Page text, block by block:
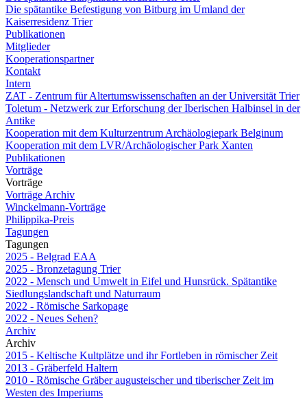
Die spätantike Befestigung von Bitburg im Umland der
Kaiserresidenz Trier
Publikationen
Mitglieder
Kooperationspartner
Kontakt
Intern
ZAT - Zentrum für Altertumswissenschaften an der Universität Trier
Toletum - Netzwerk zur Erforschung der Iberischen Halbinsel in der
Antike
Kooperation mit dem Kulturzentrum Archäologiepark Belginum
Kooperation mit dem LVR/Archäologischer Park Xanten
Publikationen
Vorträge
Vorträge
Vorträge Archiv
Winckelmann-Vorträge
Philippika-Preis
Tagungen
Tagungen
2025 - Belgrad EAA
2025 - Bronzetagung Trier
2022 - Mensch und Umwelt in Eifel und Hunsrück. Spätantike
Siedlungslandschaft und Naturraum
2022 - Römische Sarkopage
2022 - Neues Sehen?
Archiv
Archiv
2015 - Keltische Kultplätze und ihr Fortleben in römischer Zeit
2013 - Gräberfeld Haltern
2010 - Römische Gräber augusteischer und tiberischer Zeit im
Westen des Imperiums